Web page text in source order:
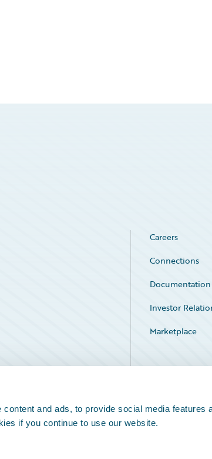
and ads, to provide social media features
if you continue to use our website.
Careers
Connections
Documentation
Investor
Marketplace
Service Status